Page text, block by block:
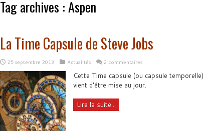
Tag archives :Aspen
La Time Capsule de Steve Jobs
25 septembre 2013 Actualités 2 commentaires
Cette Time capsule (ou capsule
vient d'être mise au jour.
Lire la suite...